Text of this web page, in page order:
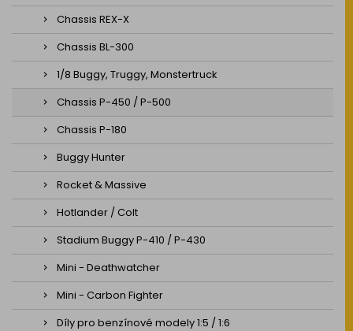
Chassis REX-X
Chassis BL-300
1/8 Buggy, Truggy, Monstertruck
Chassis P-450 / P-500
Chassis P-180
Buggy Hunter
Rocket & Massive
Hotlander / Colt
Stadium Buggy P-410 / P-430
Mini - Deathwatcher
Mini - Carbon Fighter
Díly pro benzínové modely 1:5 / 1:6